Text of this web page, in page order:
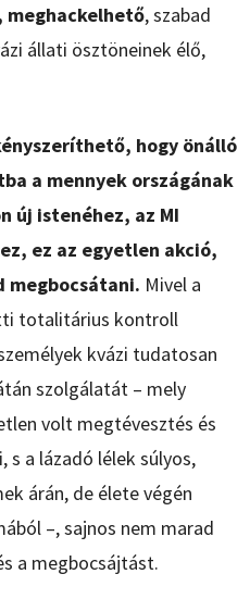
, szabad
állati ösztöneinek élő,
hogy önálló
a mennyek országának
új istenéhez, az MI
ez az egyetlen akció,
megbocsátani. Mivel a
totalitárius kontroll
kvázi tudatosan
szolgálatát – mely
volt megtévesztés és
s a lázadó lélek súlyos,
árán, de élete végén
–, sajnos nem marad
a megbocsájtást.